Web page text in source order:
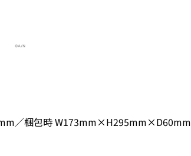
／梱包時 W173mm×H295mm×D60mm